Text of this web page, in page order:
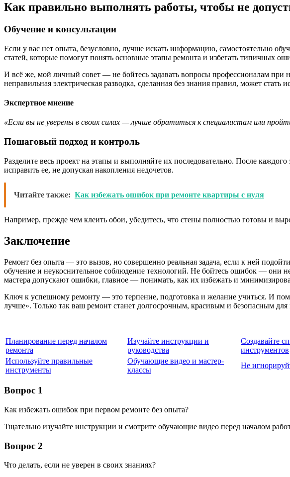
Как правильно выполнять работы, чтобы не
Обучение и консультации
Если у вас нет опыта, безусловно, лучше искать информацию, самостоятельно
статей, которые помогут понять основные этапы ремонта и избегать типичных
И всё же, мой личный совет — не бойтесь задавать вопросы профессионалам при
неправильная электрическая разводка, сделанная без знания правил, может стать
Экспертное мнение
«Если вы не уверены в своих силах — лучше обратиться к специалистам или
Пошаговый подход и контроль
Разделите весь проект на этапы и выполняйте их последовательно. После
исправить ее, не допуская накопления недочетов.
Читайте также: Как избежать ошибок при ремонте квартиры с нуля
Например, прежде чем клеить обои, убедитесь, что стены полностью готовы и
Заключение
Ремонт без опыта — это вызов, но совершенно реальная задача, если к ней
обучение и неукоснительное соблюдение технологий. Не бойтесь ошибок — они
мастера допускают ошибки, главное — понимать, как их избежать и
Ключ к успешному ремонту — это терпение, подготовка и желание учиться. И
лучше». Только так ваш ремонт станет долгосрочным, красивым и безопасным для
Планирование перед началом
ремонта
Изучайте инструкции и
руководства
Создавайте
инструментов
Используйте правильные
инструменты
Обучающие видео и мастер-
классы
Не
Вопрос 1
Как избежать ошибок при первом ремонте без опыта?
Тщательно изучайте инструкции и смотрите обучающие видео перед началом
Вопрос 2
Что делать, если не уверен в своих знаниях?